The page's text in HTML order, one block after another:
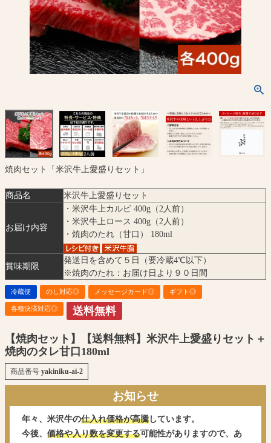
焼肉セット「米沢牛上愛盛りセット」
商品名 米沢牛上愛盛りセット
お届け内容
・米沢牛上カルビ 400g（2人前）
・米沢牛上ロース 400g（2人前）
・焼肉のたれ（甘口） 180ml
賞味期限
発送日を含めて５日（要冷蔵4℃以下）
※焼肉のたれ：お届け日より９０日間
冷蔵便 のし対応◎ メッセージカード◎ ギフト◎
各種決済対応◎ 送料無料
【焼肉セット】【送料無料】米沢牛上愛盛りセット＋
焼肉のタレ甘口180ml
商品番号 yakiniku-ai-2
お知らせ
年々、米沢牛の仕入れ価格が高騰 しています。
今後、 価格や入り数を変更する可能性がありますので、あ